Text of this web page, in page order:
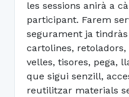
les sessions anirà a
participant. Farem
segurament ja
cartolines,
velles, tisores, pega,
que sigui senzill,
reutilitzar materials